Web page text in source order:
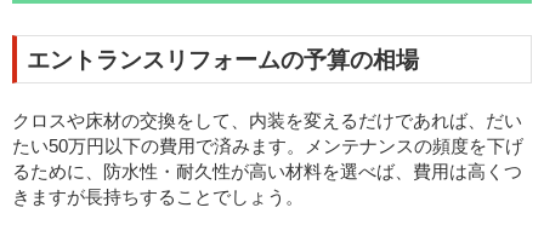
エントランスリフォームの予算の相場
クロスや床材の交換をして、内装を変えるだけであれば、だい
たい50万円以下の費用で済みます。メンテナンスの頻度を下げ
るために、防水性・耐久性が高い材料を選べば、費用は高くつ
きますが長持ちすることでしょう。